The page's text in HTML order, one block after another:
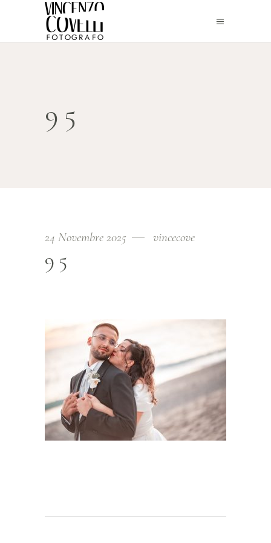
95
24 Novembre 2025 vincecove
95